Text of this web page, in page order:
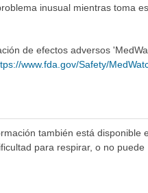
inusual mientras toma
de efectos adversos
www.fda.gov/Safety/
también está disponible
para respirar, o no puede